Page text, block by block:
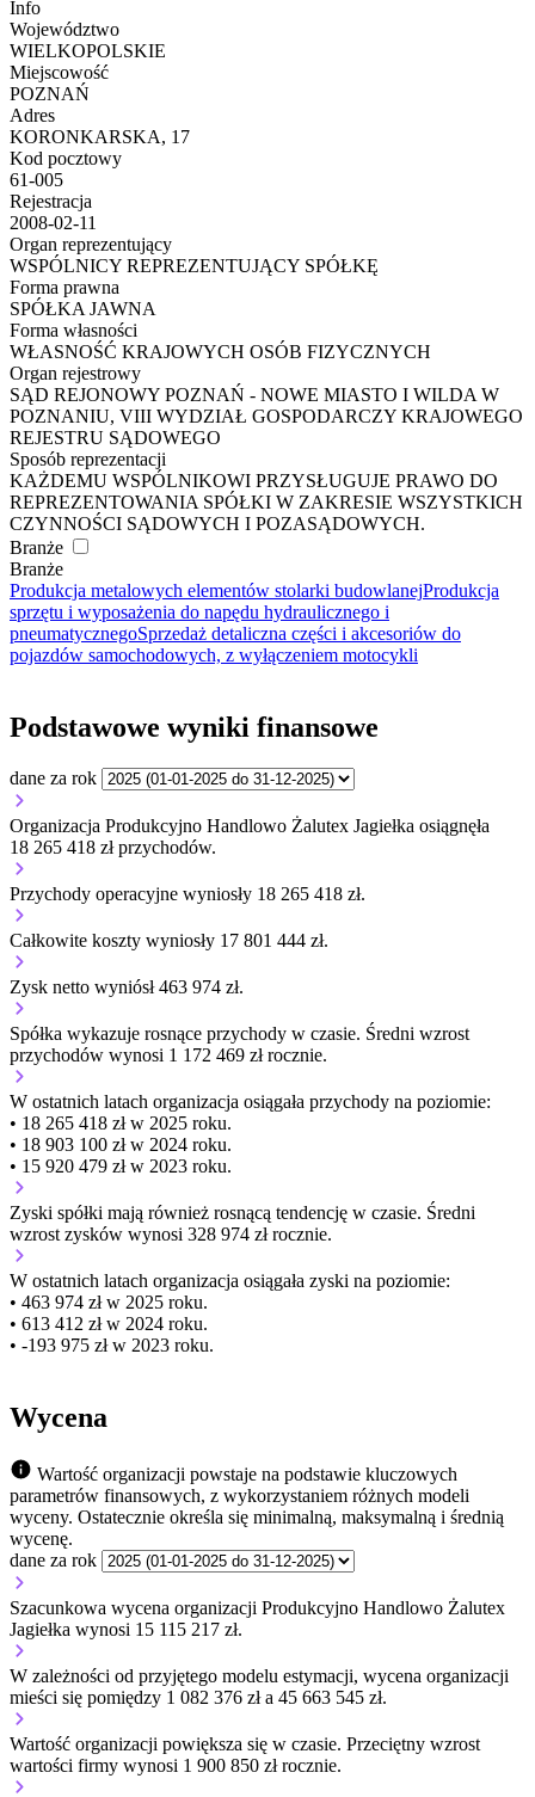
Info
Województwo
WIELKOPOLSKIE
Miejscowość
POZNAŃ
Adres
KORONKARSKA, 17
Kod pocztowy
61-005
Rejestracja
2008-02-11
Organ reprezentujący
WSPÓLNICY REPREZENTUJĄCY SPÓŁKĘ
Forma prawna
SPÓŁKA JAWNA
Forma własności
WŁASNOŚĆ KRAJOWYCH OSÓB FIZYCZNYCH
Organ rejestrowy
SĄD REJONOWY POZNAŃ - NOWE MIASTO I WILDA W
POZNANIU, VIII WYDZIAŁ GOSPODARCZY KRAJOWEGO
REJESTRU SĄDOWEGO
Sposób reprezentacji
KAŻDEMU WSPÓLNIKOWI PRZYSŁUGUJE PRAWO DO
REPREZENTOWANIA SPÓŁKI W ZAKRESIE WSZYSTKICH
CZYNNOŚCI SĄDOWYCH I POZASĄDOWYCH.
Branże
Branże
Produkcja metalowych elementów stolarki budowlanejProdukcja
sprzętu i wyposażenia do napędu hydraulicznego i
pneumatycznegoSprzedaż detaliczna części i akcesoriów do
pojazdów samochodowych, z wyłączeniem motocykli
Podstawowe wyniki finansowe
dane za rok
Organizacja Produkcyjno Handlowo Żalutex Jagiełka osiągnęła
18 265 418 zł przychodów.
Przychody operacyjne wyniosły 18 265 418 zł.
Całkowite koszty wyniosły 17 801 444 zł.
Zysk netto wyniósł 463 974 zł.
Spółka wykazuje rosnące przychody w czasie. Średni wzrost
przychodów wynosi 1 172 469 zł rocznie.
W ostatnich latach organizacja osiągała przychody na poziomie:
• 18 265 418 zł w 2025 roku.
• 18 903 100 zł w 2024 roku.
• 15 920 479 zł w 2023 roku.
Zyski spółki mają również rosnącą tendencję w czasie. Średni
wzrost zysków wynosi 328 974 zł rocznie.
W ostatnich latach organizacja osiągała zyski na poziomie:
• 463 974 zł w 2025 roku.
• 613 412 zł w 2024 roku.
• -193 975 zł w 2023 roku.
Wycena
Wartość organizacji powstaje na podstawie kluczowych
parametrów finansowych, z wykorzystaniem różnych modeli
wyceny. Ostatecznie określa się minimalną, maksymalną i średnią
wycenę.
dane za rok
Szacunkowa wycena organizacji Produkcyjno Handlowo Żalutex
Jagiełka wynosi 15 115 217 zł.
W zależności od przyjętego modelu estymacji, wycena organizacji
mieści się pomiędzy 1 082 376 zł a 45 663 545 zł.
Wartość organizacji powiększa się w czasie. Przeciętny wzrost
wartości firmy wynosi 1 900 850 zł rocznie.